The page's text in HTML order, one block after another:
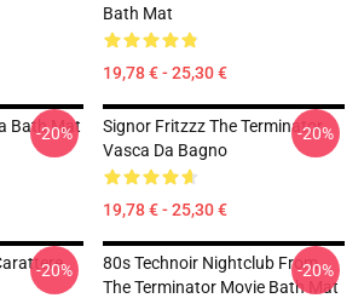
Bath Mat
19,78 € - 25,30 €
Bath Mat
-20%
Signor Fritzzz The Terminator
Vasca Da Bagno
19,78 € - 25,30 €
-20%
-20%
80s Technoir Nightclub From
The Terminator Movie Bath Mat
-20%